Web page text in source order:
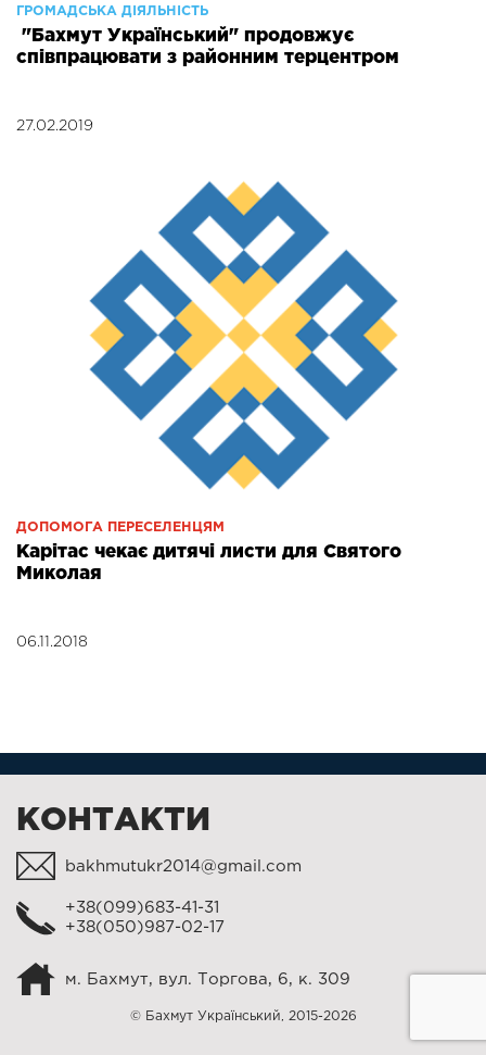
ГРОМАДСЬКА ДІЯЛЬНІСТЬ
"Бахмут Український" продовжує
співпрацювати з районним терцентром
27.02.2019
ДОПОМОГА ПЕРЕСЕЛЕНЦЯМ
Карітас чекає дитячі листи для Святого
Миколая
06.11.2018
КОНТАКТИ
bakhmutukr2014@gmail.com
+38(099)683-41-31
+38(050)987-02-17
м. Бахмут, вул. Торгова, 6, к. 309
© Бахмут Український, 2015-2026